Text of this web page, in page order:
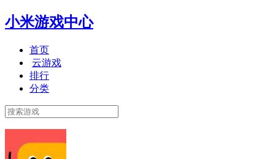
小米游戏中心
首页
云游戏
排行
分类